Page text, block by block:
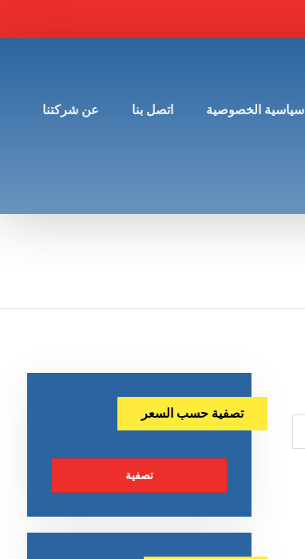
سياسية الخصوصية اتصل بنا عن شركتنا
تصفية حسب السعر
تصفية